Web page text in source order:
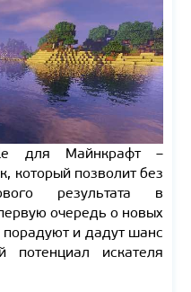
для Майнкрафт –
который позволит без
результата в
очередь о новых
порадуют и дадут шанс
потенциал искателя